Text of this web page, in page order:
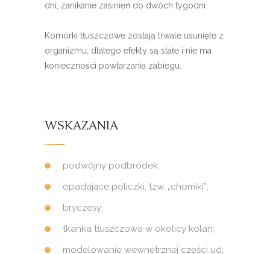
dni, zanikanie zasinień do dwóch tygodni.
Komórki tłuszczowe zostają trwale usunięte z
organizmu, dlatego efekty są stałe i nie ma
konieczności powtarzania zabiegu.
WSKAZANIA
podwójny podbródek;
opadające policzki, tzw. „chomiki”;
bryczesy;
tkanka tłuszczowa w okolicy kolan;
modelowanie wewnętrznej części ud;